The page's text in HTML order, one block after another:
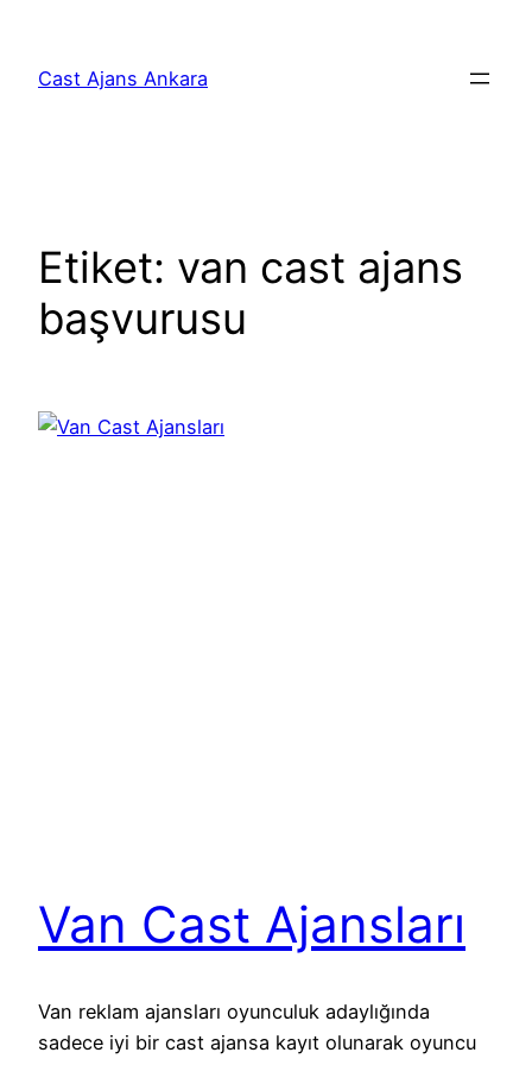
Cast Ajans Ankara
Etiket: van cast ajans
başvurusu
Van Cast Ajansları
Van reklam ajansları oyunculuk adaylığında
sadece iyi bir cast ajansa kayıt olunarak oyuncu